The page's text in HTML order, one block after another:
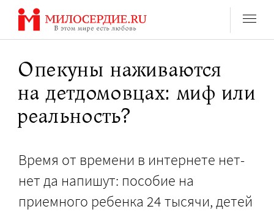
Перейти
содержанию
Опекуны наживаются
на детдомовцах: миф или
реальность?
Время от времени в интернете нет-
нет да напишут: пособие на
приемного ребенка 24 тысячи, детей